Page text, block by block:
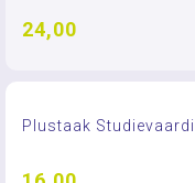
24,00
Plustaak